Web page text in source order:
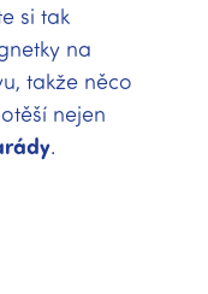
si tak
na
takže něco
nejen
.